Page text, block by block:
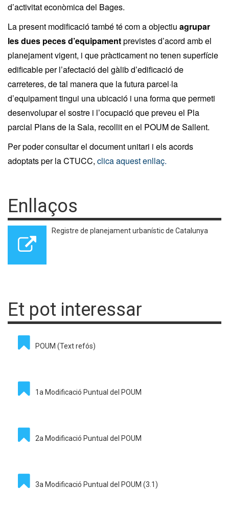
d’activitat econòmica del Bages.
La present modificació també té com a objectiu agrupar
les dues peces d’equipamentprevistes d’acord amb el
planejament vigent, i que pràcticament no tenen superfície
edificable per l’afectació del gàlib d’edificació de
carreteres, de tal manera que la futura parcel·la
d’equipament tingui una ubicació i una forma que permeti
desenvolupar el sostre i l’ocupació que preveu el Pla
parcial Plans de la Sala, recollit en el POUM de Sallent.
Per poder consultar el document unitari i els acords
adoptats per la CTUCC, clica aquest enllaç.
Enllaços
Registre de planejament urbanístic de Catalunya
Et pot interessar
POUM (Text refós)
1a Modificació Puntual del POUM
2a Modificació Puntual del POUM
3a Modificació Puntual del POUM (3.1)